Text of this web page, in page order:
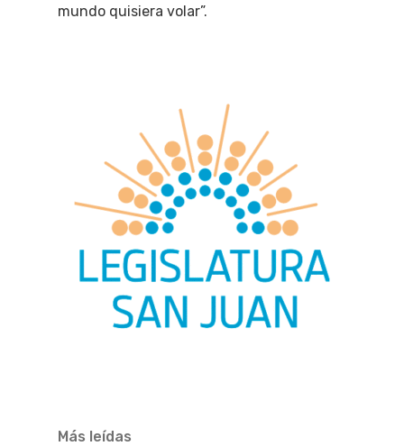
mundo quisiera volar”.
Más leídas